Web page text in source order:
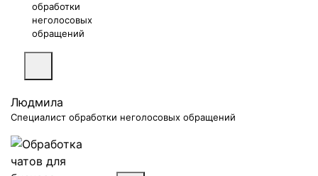
обработки
неголосовых
обращений
Людмила
Специалист обработки неголосовых обращений